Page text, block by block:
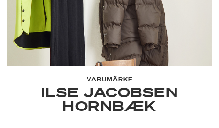
VARUMÄRKE
ILSE JACOBSEN
HORNBÆK